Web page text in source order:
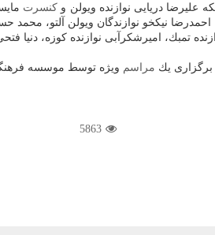
علیرضا دریایی نوازنده ویولن وكنسرت
نیكخو نوازندگان ویولن آلتو، محمد
تمبك، امیرشكرآبی نوازنده كوزه، دنیا
مراسم ویژه توسط موسسه
5863